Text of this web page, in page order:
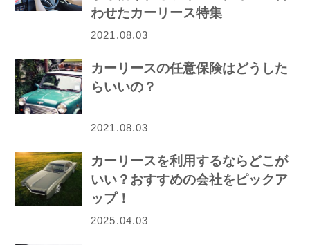
わせたカーリース特集
2021.08.03
カーリースの任意保険はどうした
らいいの？
2021.08.03
カーリースを利用するならどこが
いい？おすすめの会社をピックア
ップ！
2025.04.03